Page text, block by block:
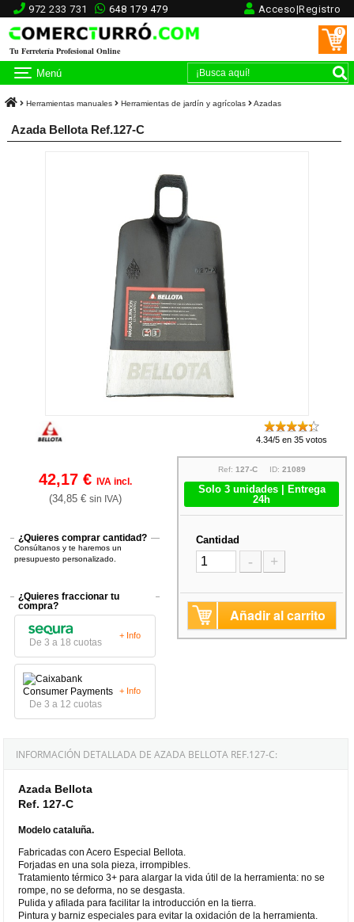
972 233 731 648 179 479 Acceso|Registro
Tu Ferretería Profesional Online
0
Menú
Herramientas manuales Herramientas de jardín y agrícolas Azadas
Azada Bellota Ref.127-C
4.34/5 en 35 votos
42,17 € IVA incl.
(34,85 € sin IVA)
¿Quieres comprar cantidad?
Consúltanos y te haremos un
presupuesto personalizado.
¿Quieres fraccionar tu
compra?
De 3 a 18 cuotas
+ Info
De 3 a 12 cuotas
+ Info
Ref: 127-CID: 21089
Solo 3 unidades | Entrega
24h
Cantidad
- +
Añadir al carrito
INFORMACIÓN DETALLADA DE AZADA BELLOTA REF.127-C:
Azada Bellota
Ref. 127-C
Modelo cataluña.
Fabricadas con Acero Especial Bellota.
Forjadas en una sola pieza, irrompibles.
Tratamiento térmico 3+ para alargar la vida útil de la herramienta: no se
rompe, no se deforma, no se desgasta.
Pulida y afilada para facilitar la introducción en la tierra.
Pintura y barniz especiales para evitar la oxidación de la herramienta.